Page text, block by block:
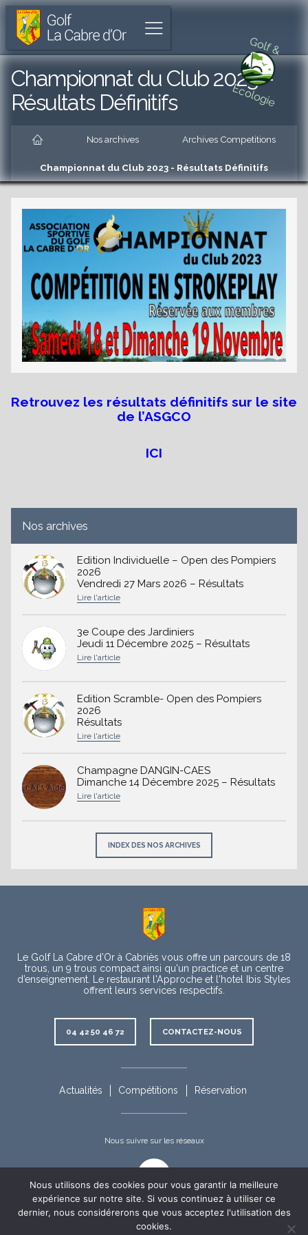
Golf &
Ecologie
Golf
La
Cabre
d'Or
Parcours
de
trous
unique
Cabriès
Aller
l'accueil
au
menu
principal
au
contenu
principal
Aller
au
pied
de
page
Afficher
le
menu
Nos archives Archives Competitions
Championnat du Club 2023 - Résultats Définitifs
Championnat du Club 2023 –
Résultats Définitifs
Retrouvez les résultats définitifs sur le site
de l’ASGCO
ICI
Nos archives
Edition Individuelle – Open des Pompiers
2026
Vendredi 27 Mars 2026 – Résultats
3e Coupe des Jardiniers
Jeudi 11 Décembre 2025 – Résultats
Edition Scramble- Open des Pompiers
2026
Résultats
Champagne DANGIN-CAES
Dimanche 14 Décembre 2025 – Résultats
INDEX DES NOS ARCHIVES
Le Golf La Cabre d’Or à Cabriès vous offre un parcours de 18
trous, un 9 trous compact ainsi qu'un practice et un centre
d’enseignement. Le restaurant l'Approche et l'hotel Ibis Styles
offrent leurs services respectifs.
Contact
04 42 50 46 72 CONTACTEZ-NOUS
complémentaires
Actualités Compétitions Réservation
Nous suivre sur les réseaux
Facebook
Nous utilisons des cookies pour vous garantir la meilleure
expérience sur notre site. Si vous continuez à utiliser ce
dernier, nous considérerons que vous acceptez l'utilisation des
cookies.